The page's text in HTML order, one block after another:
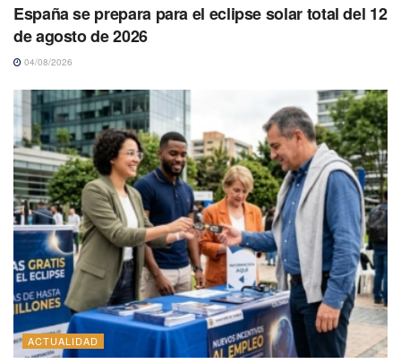
España se prepara para el eclipse solar total del 12
de agosto de 2026
04/08/2026
ACTUALIDAD